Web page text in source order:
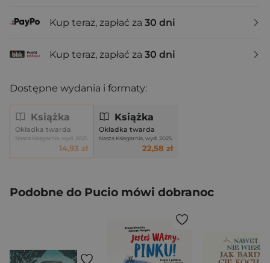
Kup teraz, zapłać za 30 dni
Kup teraz, zapłać za 30 dni
Dostępne wydania i formaty:
Książka
Okładka twarda
Nasza Księgarnia, wyd. 2021
14,93 zł
Książka
Okładka twarda
Nasza Księgarnia, wyd. 2025
22,58 zł
Podobne do Pucio mówi dobranoc